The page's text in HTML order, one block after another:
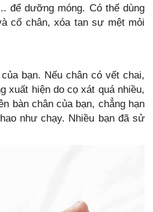
để dưỡng móng. Có thể dùng
cổ chân, xóa tan sự mệt mỏi
bạn. Nếu chân có vết chai,
xuất hiện do cọ xát quá nhiều,
bàn chân của bạn, chẳng hạn
như chạy. Nhiều bạn đã sử